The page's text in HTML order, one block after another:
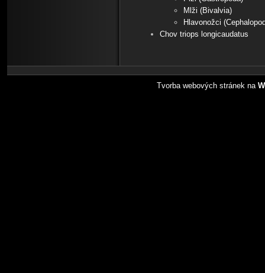
Mlži (Bivalvia)
Hlavonožci
Chov triops longicaudatus
Tvorba webových stránek na